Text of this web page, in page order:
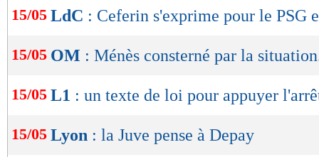
15/05 LdC : Ceferin s'exprime pour le PSG
15/05 OM : Ménès consterné par la
15/05 L1 : un texte de loi pour appuyer
15/05 Lyon : la Juve pense à Depay